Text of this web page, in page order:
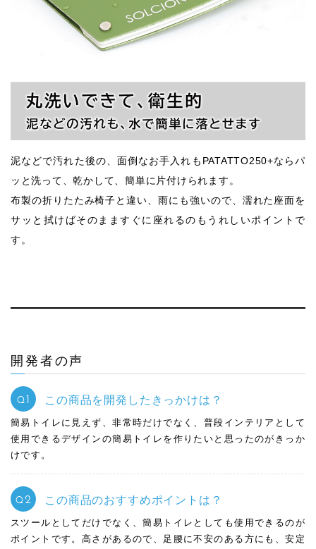
泥などで汚れた後の、面倒なお手入れもPATATTO250+ならパ
ッと洗って、乾かして、簡単に片付けられます。
布製の折りたたみ椅子と違い、雨にも強いので、濡れた座面を
サッと拭けばそのまますぐに座れるのもうれしいポイントで
す。
開発者の声
Q1 この商品を開発したきっかけは？
簡易トイレに見えず、非常時だけでなく、普段インテリアとして
使用できるデザインの簡易トイレを作りたいと思ったのがきっか
けです。
Q 2 この商品のおすすめポイントは？
スツールとしてだけでなく、簡易トイレとしても使用できるのが
ポイントです。 高さがあるので、足腰に不安のある方にも、安定